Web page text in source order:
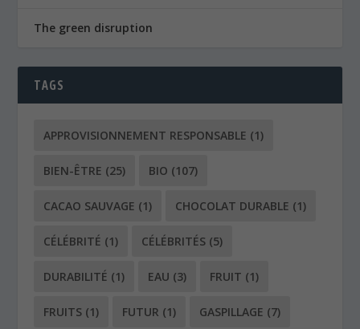
The green disruption
TAGS
APPROVISIONNEMENT RESPONSABLE (1)
BIEN-ÊTRE (25) BIO (107)
CACAO SAUVAGE (1) CHOCOLAT DURABLE (1)
CÉLÉBRITÉ (1) CÉLÉBRITÉS (5)
DURABILITÉ (1) EAU (3) FRUIT (1)
FRUITS (1) FUTUR (1) GASPILLAGE (7)